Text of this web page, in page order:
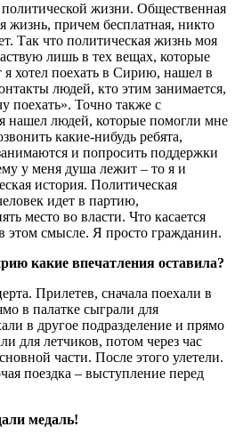
жизни. Общественная
жизнь, причем бесплатная, никто
Так что политическая жизнь моя
лишь в тех вещах, которые
хотел поехать в Сирию, нашел в
людей, кто этим занимается,
поехать». Точно также с
нашел людей, которые помогли мне
какие-нибудь ребята,
и попросить поддержки
у меня душа лежит – то я и
история. Политическая
идет в партию,
место во власти. Что касается
этом смысле. Я просто гражданин.
какие впечатления оставила?
Прилетев, сначала поехали в
в палатке сыграли для
в другое подразделение и прямо
для летчиков, потом через час
части. После этого улетели.
поездка – выступление перед
медаль!